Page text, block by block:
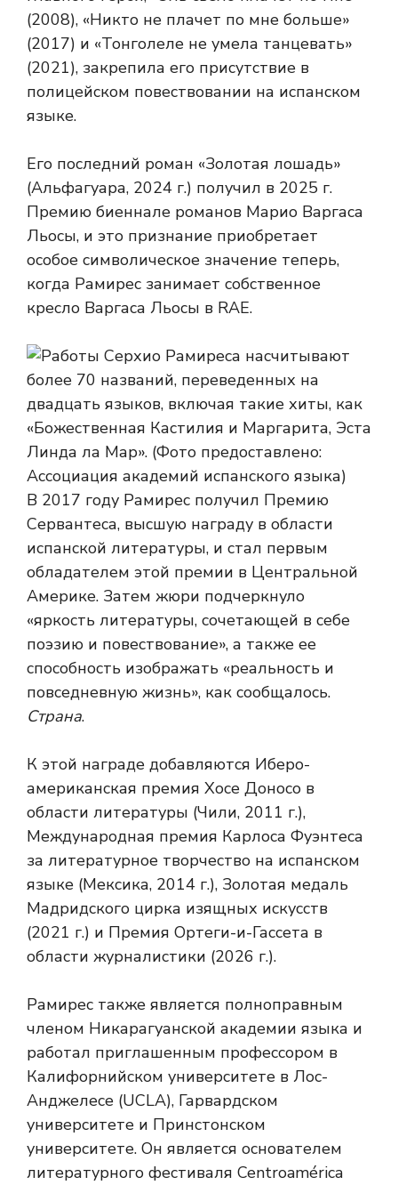
(2008), «Никто не плачет по мне больше»
(2017) и «Тонголеле не умела танцевать»
(2021), закрепила его присутствие в
полицейском повествовании на испанском
языке.
Его последний роман «Золотая лошадь»
(Альфагуара, 2024 г.) получил в 2025 г.
Премию биеннале романов Марио Варгаса
Льосы, и это признание приобретает
особое символическое значение теперь,
когда Рамирес занимает собственное
кресло Варгаса Льосы в RAE.
В 2017 году Рамирес получил Премию
Сервантеса, высшую награду в области
испанской литературы, и стал первым
обладателем этой премии в Центральной
Америке. Затем жюри подчеркнуло
«яркость литературы, сочетающей в себе
поэзию и повествование», а также ее
способность изображать «реальность и
повседневную жизнь», как сообщалось.
Страна.
К этой награде добавляются Иберо-
американская премия Хосе Доносо в
области литературы (Чили, 2011 г.),
Международная премия Карлоса Фуэнтеса
за литературное творчество на испанском
языке (Мексика, 2014 г.), Золотая медаль
Мадридского цирка изящных искусств
(2021 г.) и Премия Ортеги-и-Гассета в
области журналистики (2026 г.).
Рамирес также является полноправным
членом Никарагуанской академии языка и
работал приглашенным профессором в
Калифорнийском университете в Лос-
Анджелесе (UCLA), Гарвардском
университете и Принстонском
университете. Он является основателем
литературного фестиваля Centroamérica